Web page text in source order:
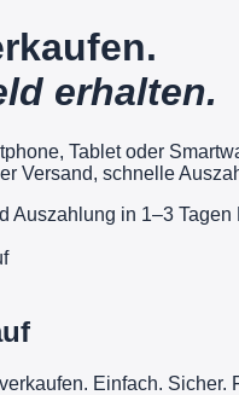
erhalten.
Tablet oder
Versand, schnelle
Auszahlung in 1–3 Tagen
Einfach. Sicher.